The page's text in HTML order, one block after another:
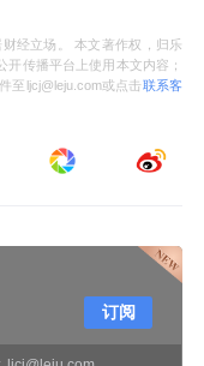
经立场。 本文著作权，归乐
开传播平台上使用本文内容；
至ljcj@leju.com或点击联系客
订阅